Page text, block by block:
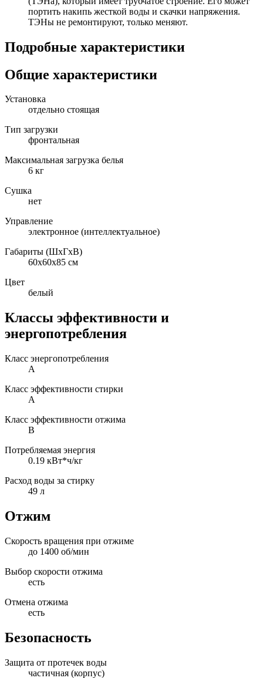
портить накипь жесткой воды и скачки напряжения.
ТЭНы не ремонтируют, только меняют.
Подробные характеристики
Общие характеристики
Установка
отдельно стоящая
Тип загрузки
фронтальная
Максимальная загрузка белья
6 кг
Сушка
нет
Управление
электронное (интеллектуальное)
Габариты (ШxГxВ)
60x60x85 см
Цвет
белый
Классы эффективности и
энергопотребления
Класс энергопотребления
A
Класс эффективности стирки
A
Класс эффективности отжима
B
Потребляемая энергия
0.19 кВт*ч/кг
Расход воды за стирку
49 л
Отжим
Скорость вращения при отжиме
до 1400 об/мин
Выбор скорости отжима
есть
Отмена отжима
есть
Безопасность
Защита от протечек воды
частичная (корпус)